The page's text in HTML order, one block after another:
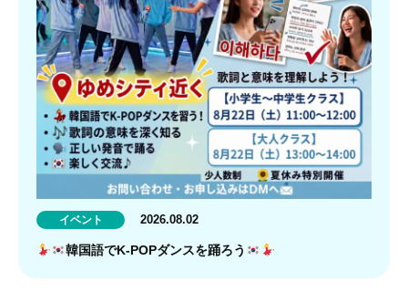
イベント 2026.08.02
韓国語でK-POPダンスを踊ろう